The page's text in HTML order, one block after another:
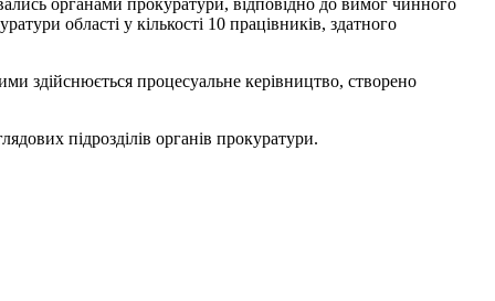
органами прокуратури, відповідно до вимог чинного
області у кількості 10 працівників, здатного
здійснюється процесуальне керівництво, створено
підрозділів органів прокуратури.